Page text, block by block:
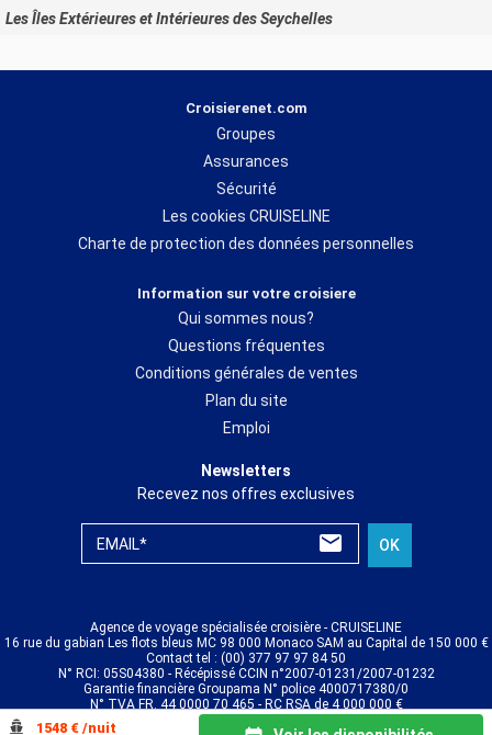
1548 € /nuit
Les Îles Extérieures et Intérieures des Seychelles
Croisierenet.com
Groupes
Assurances
Sécurité
Les cookies CRUISELINE
Charte de protection des données personnelles
Information sur votre croisiere
Qui sommes nous?
Questions fréquentes
Conditions générales de ventes
Plan du site
Emploi
Newsletters
Recevez nos offres exclusives
EMAIL* OK
Agence de voyage spécialisée croisière - CRUISELINE
16 rue du gabian Les flots bleus MC 98 000 Monaco SAM au Capital de 150 000 €
Contact tel : (00) 377 97 97 84 50
N° RCI: 05S04380 - Récépissé CCIN n°2007-01231/2007-01232
Garantie financière Groupama N° police 4000717380/0
N° TVA FR. 44 0000 70 465 - RC RSA de 4 000 000 €
© CRUISELINE 2026 - all rights reserved